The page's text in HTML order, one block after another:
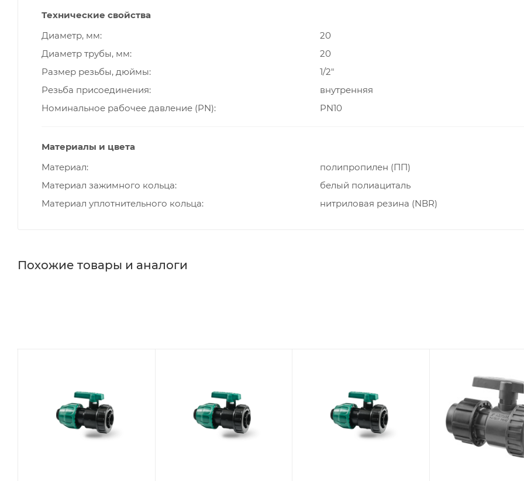
Технические свойства
Диаметр, мм
20
Диаметр трубы, мм
20
Размер резьбы, дюймы
1/2"
Резьба присоединения
внутренняя
Номинальное рабочее давление (PN)
PN10
Материалы и цвета
Материал
полипропилен (ПП)
Материал зажимного кольца
белый полиациталь
Материал уплотнительного кольца
нитриловая резина (NBR)
Похожие товары и аналоги